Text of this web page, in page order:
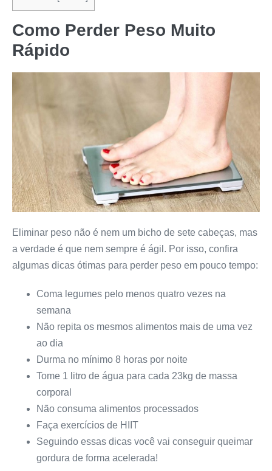
Como Perder Peso Muito
Rápido
Eliminar peso não é nem um bicho de sete cabeças, mas
a verdade é que nem sempre é ágil. Por isso, confira
algumas dicas ótimas para perder peso em pouco tempo:
Coma legumes pelo menos quatro vezes na
semana
Não repita os mesmos alimentos mais de uma vez
ao dia
Durma no mínimo 8 horas por noite
Tome 1 litro de água para cada 23kg de massa
corporal
Não consuma alimentos processados
Faça exercícios de HIIT
Seguindo essas dicas você vai conseguir queimar
gordura de forma acelerada!